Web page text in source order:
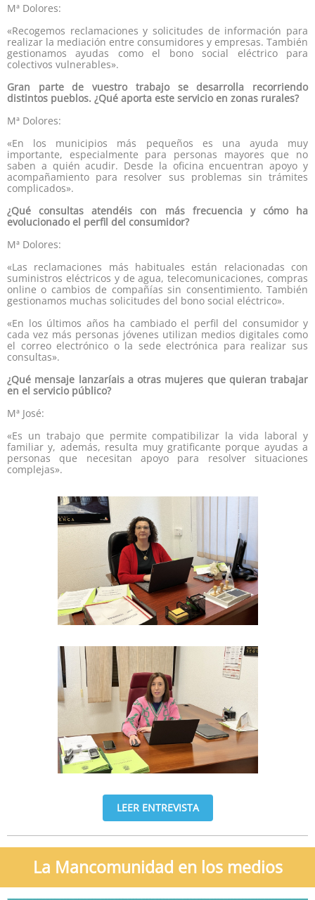
Mª Dolores:
«Recogemos reclamaciones y solicitudes de información para
realizar la mediación entre consumidores y empresas. También
gestionamos ayudas como el bono social eléctrico para
colectivos vulnerables».
Gran parte de vuestro trabajo se desarrolla recorriendo
distintos pueblos. ¿Qué aporta este servicio en zonas rurales?
Mª Dolores:
«En los municipios más pequeños es una ayuda muy
importante, especialmente para personas mayores que no
saben a quién acudir. Desde la oficina encuentran apoyo y
acompañamiento para resolver sus problemas sin trámites
complicados».
¿Qué consultas atendéis con más frecuencia y cómo ha
evolucionado el perfil del consumidor?
Mª Dolores:
«Las reclamaciones más habituales están relacionadas con
suministros eléctricos y de agua, telecomunicaciones, compras
online o cambios de compañías sin consentimiento. También
gestionamos muchas solicitudes del bono social eléctrico».
«En los últimos años ha cambiado el perfil del consumidor y
cada vez más personas jóvenes utilizan medios digitales como
el correo electrónico o la sede electrónica para realizar sus
consultas».
¿Qué mensaje lanzaríais a otras mujeres que quieran trabajar
en el servicio público?
Mª José:
«Es un trabajo que permite compatibilizar la vida laboral y
familiar y, además, resulta muy gratificante porque ayudas a
personas que necesitan apoyo para resolver situaciones
complejas».
LEER ENTREVISTA
La Mancomunidad en los medios